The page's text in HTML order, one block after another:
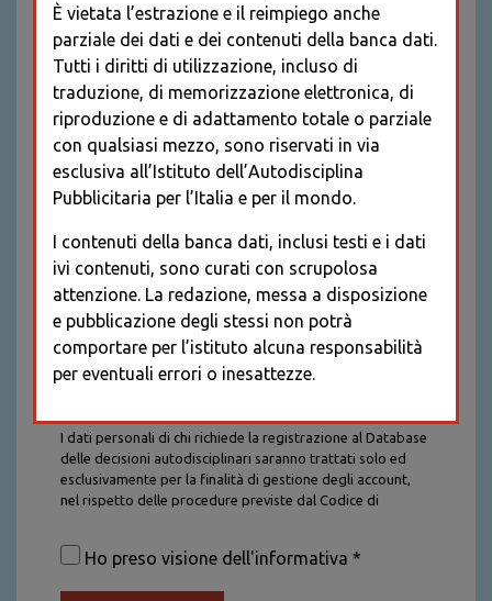
I dati personali di chi richiede la registrazione al Database
delle decisioni autodisciplinari saranno trattati solo ed
esclusivamente per la finalità di gestione degli account,
nel rispetto delle procedure previste dal Codice di
saranno trattati con tutte le cautele richieste dalla legge e
saranno conservati per la durata stabilita caso per caso
Ho preso visione dell'informativa *
È vietata l’estrazione e il reimpiego anche
parziale dei dati e dei contenuti della banca dati.
Tutti i diritti di utilizzazione, incluso di
traduzione, di memorizzazione elettronica, di
riproduzione e di adattamento totale o parziale
con qualsiasi mezzo, sono riservati in via
esclusiva all’Istituto dell’Autodisciplina
Pubblicitaria per l’Italia e per il mondo.
I contenuti della banca dati, inclusi testi e i dati
ivi contenuti, sono curati con scrupolosa
attenzione. La redazione, messa a disposizione
e pubblicazione degli stessi non potrà
comportare per l’istituto alcuna responsabilità
per eventuali errori o inesattezze.